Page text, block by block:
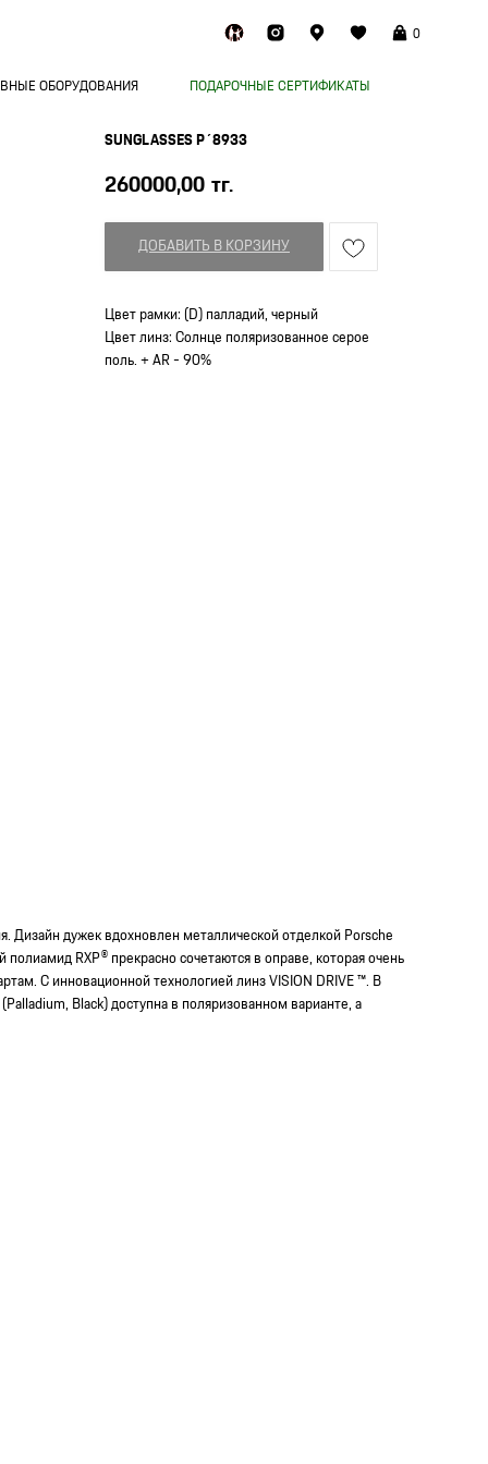
0
ОБОРУДОВАНИЯ ПОДАРОЧНЫЕ СЕРТИФИКАТЫ
SUNGLASSES P´8933
260000,00 тг.
ДОБАВИТЬ В КОРЗИНУ
Цвет рамки: (D) палладий, черный
Цвет линз: Солнце поляризованное серое
поль. + AR - 90%
Дизайн дужек вдохновлен металлической отделкой Porsche
RXP® прекрасно сочетаются в оправе, которая очень
С инновационной технологией линз VISION DRIVE ™. В
Black) доступна в поляризованном варианте, а